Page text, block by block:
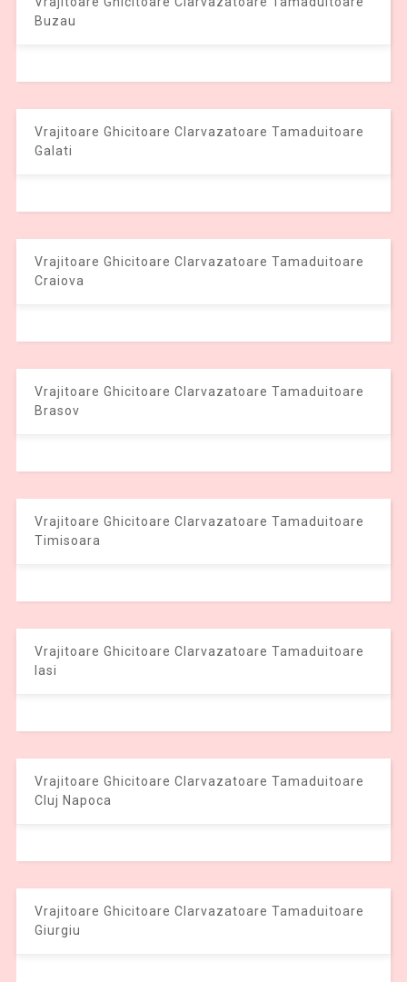
Buzau
Vrajitoare Ghicitoare Clarvazatoare Tamaduitoare
Galati
Vrajitoare Ghicitoare Clarvazatoare Tamaduitoare
Craiova
Vrajitoare Ghicitoare Clarvazatoare Tamaduitoare
Brasov
Vrajitoare Ghicitoare Clarvazatoare Tamaduitoare
Timisoara
Vrajitoare Ghicitoare Clarvazatoare Tamaduitoare
Iasi
Vrajitoare Ghicitoare Clarvazatoare Tamaduitoare
Cluj Napoca
Vrajitoare Ghicitoare Clarvazatoare Tamaduitoare
Giurgiu